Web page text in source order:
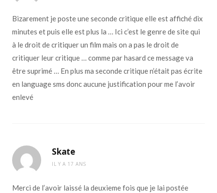
Bizarement je poste une seconde critique elle est affiché dix
minutes et puis elle est plus la … Ici c’est le genre de site qui
à le droit de critiquer un film mais on a pas le droit de
critiquer leur critique … comme par hasard ce message va
être suprimé … En plus ma seconde critique n’était pas écrite
en language sms donc aucune justification pour me l’avoir
enlevé
Skate
IL Y A 17 ANS
Merci de l’avoir laissé la deuxieme fois que je lai postée